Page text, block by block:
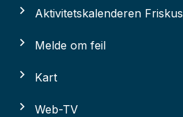
Aktivitetskalenderen Friskus
Melde om feil
Kart
Web-TV